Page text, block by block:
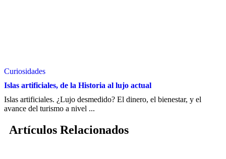
Curiosidades
Islas artificiales, de la Historia al lujo actual
Islas artificiales. ¿Lujo desmedido? El dinero, el bienestar, y el
avance del turismo a nivel ...
Artículos Relacionados